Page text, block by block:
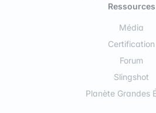
Ressources
Média
Certification
Forum
Slingshot
Planète Grandes